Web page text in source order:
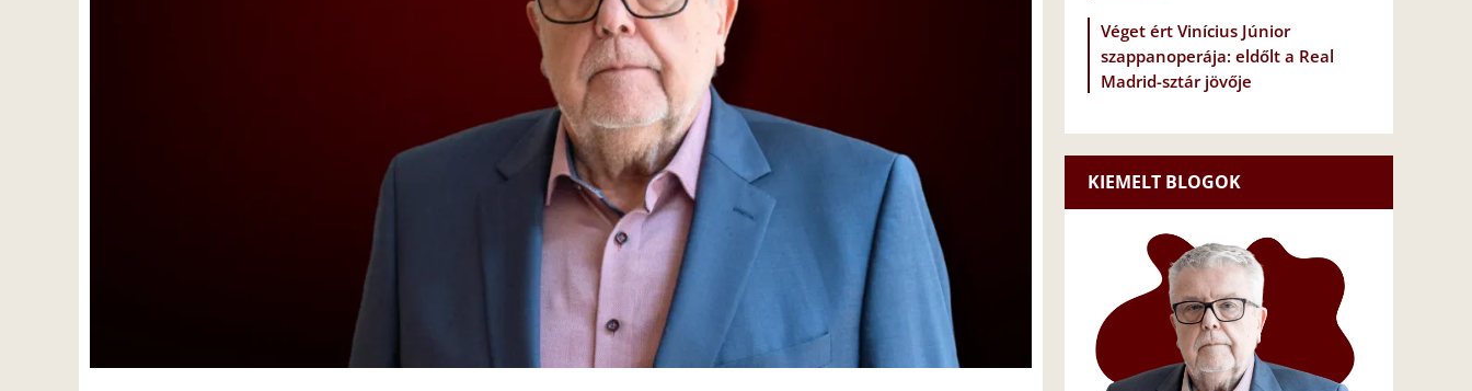
Véget ért Vinícius Júnior
szappanoperája: eldőlt a Real
Madrid-sztár jövője
KIEMELT BLOGOK